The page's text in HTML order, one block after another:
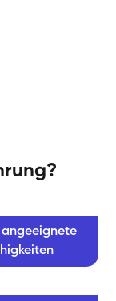
angeeignete